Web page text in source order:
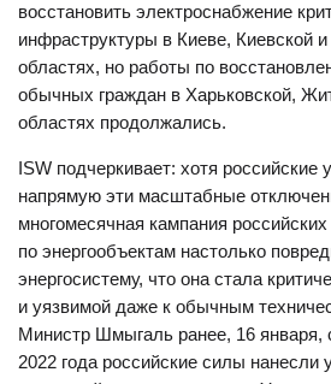
восстановить электроснабжение
инфраструктуры в Киеве, Киевской
областях, но работы по
обычных граждан в Харьковской,
областях продолжались.
ISW подчеркивает: хотя
напрямую эти масштабные
многомесячная кампания
по энергообъектам настолько
энергосистему, что она стала
и уязвимой даже к обычным
Министр Шмыгаль ранее, 16
2022 года российские силы